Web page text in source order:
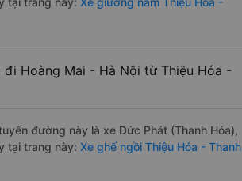
Hoàng Mai - Hà Nội từ Thiệu Hóa -
đường này là xe Đức Phát (Thanh Hóa),
tại trang này: Xe ghế ngồi Thiệu Hóa - Thanh